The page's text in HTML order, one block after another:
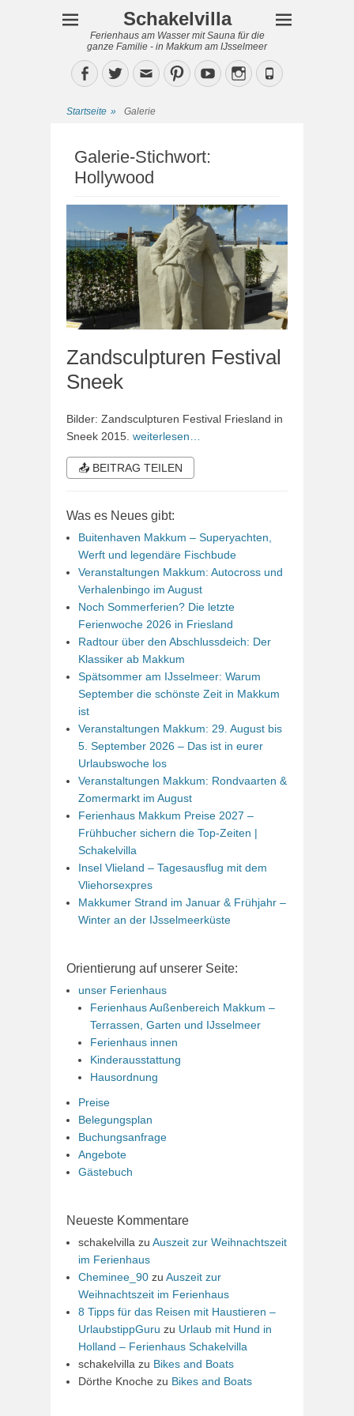
Schakelvilla
Ferienhaus am Wasser mit Sauna für die
ganze Familie - in Makkum am IJsselmeer
Facebook
TwitterEmailPinterestYouTubeInstagram
Phone
Startseite » Galerie
Galerie-Stichwort:
Hollywood
Zandsculpturen Festival
Sneek
Bilder: Zandsculpturen Festival Friesland in
Sneek 2015. weiterlesen…
📤 BEITRAG TEILEN
Was es Neues gibt:
Buitenhaven Makkum – Superyachten,
Werft und legendäre Fischbude
Veranstaltungen Makkum: Autocross und
Verhalenbingo im August
Noch Sommerferien? Die letzte
Ferienwoche 2026 in Friesland
Radtour über den Abschlussdeich: Der
Klassiker ab Makkum
Spätsommer am IJsselmeer: Warum
September die schönste Zeit in Makkum
ist
Veranstaltungen Makkum: 29. August bis
5. September 2026 – Das ist in eurer
Urlaubswoche los
Veranstaltungen Makkum: Rondvaarten &
Zomermarkt im August
Ferienhaus Makkum Preise 2027 –
Frühbucher sichern die Top-Zeiten |
Schakelvilla
Insel Vlieland – Tagesausflug mit dem
Vliehorsexpres
Makkumer Strand im Januar & Frühjahr –
Winter an der IJsselmeerküste
Orientierung auf unserer Seite:
unser Ferienhaus
Ferienhaus Außenbereich Makkum –
Terrassen, Garten und IJsselmeer
Ferienhaus innen
Kinderausstattung
Hausordnung
Preise
Belegungsplan
Buchungsanfrage
Angebote
Gästebuch
Neueste Kommentare
schakelvilla zu Auszeit zur Weihnachtszeit
im Ferienhaus
Cheminee_90 zu Auszeit zur
Weihnachtszeit im Ferienhaus
8 Tipps für das Reisen mit Haustieren –
UrlaubstippGuru zu Urlaub mit Hund in
Holland – Ferienhaus Schakelvilla
schakelvilla zu Bikes and Boats
Dörthe Knoche zu Bikes and Boats